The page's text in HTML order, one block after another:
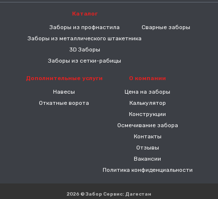
Каталог
Заборы из профнастила
Заборы из металлического штакетника
3D Заборы
Заборы из сетки-рабицы
Сварные заборы
Дополнительные услуги
Навесы
Откатные ворота
О компании
Цена на заборы
Калькулятор
Конструкции
Осмечивание забора
Контакты
Отзывы
Вакансии
Политика конфиденциальности
2026 © Забор Сервис: Дагестан